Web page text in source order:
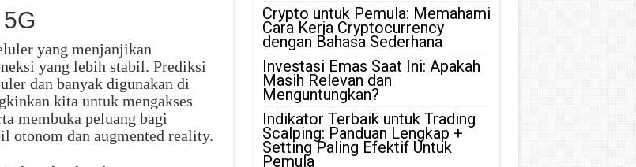
yang menjanjikan
yang lebih stabil. Prediksi
dan banyak digunakan di
kita untuk mengakses
membuka peluang bagi
otonom dan augmented reality.
Crypto untuk Pemula: Memahami
Cara Kerja Cryptocurrency
dengan Bahasa Sederhana
Investasi Emas Saat Ini: Apakah
Masih Relevan dan
Menguntungkan?
Indikator Terbaik untuk Trading
Scalping: Panduan Lengkap +
Setting Paling Efektif Untuk
Pemula